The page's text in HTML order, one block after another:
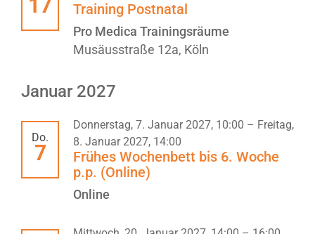
17 Training Postnatal
Pro Medica Trainingsräume
Musäusstraße 12a, Köln
Januar 2027
Do.
7
Frühes Wochenbett bis 6. Woche
p.p. (Online)
Donnerstag, 7. Januar 2027, 10:00 – Freitag,
8. Januar 2027, 14:00
Online